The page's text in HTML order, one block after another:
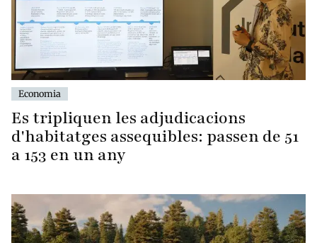
Economia
Es tripliquen les adjudicacions
d'habitatges assequibles: passen de 51
a 153 en un any